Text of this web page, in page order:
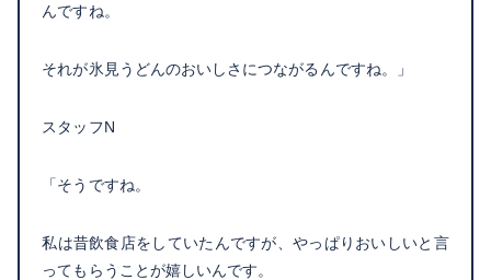
んですね。
それが氷見うどんのおいしさにつながるんですね。」
スタッフN
「そうですね。
私は昔飲食店をしていたんですが、やっぱりおいしいと言
ってもらうことが嬉しいんです。